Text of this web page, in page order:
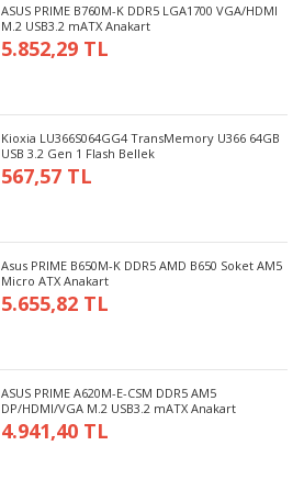
ASUS PRIME B760M-K DDR5 LGA1700 VGA/HDMI
M.2 USB3.2 mATX Anakart
5.852,29 TL
Kioxia LU366S064GG4 TransMemory U366 64GB
USB 3.2 Gen 1 Flash Bellek
567,57 TL
Asus PRIME B650M-K DDR5 AMD B650 Soket AM5
Micro ATX Anakart
5.655,82 TL
ASUS PRIME A620M-E-CSM DDR5 AM5
DP/HDMI/VGA M.2 USB3.2 mATX Anakart
4.941,40 TL